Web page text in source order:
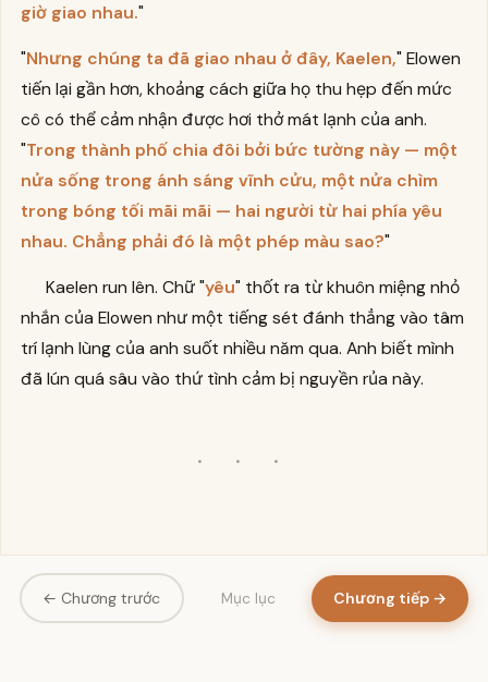
giờ giao nhau."
"Nhưng chúng ta đã giao nhau ở đây, Kaelen," Elowen
tiến lại gần hơn, khoảng cách giữa họ thu hẹp đến mức
cô có thể cảm nhận được hơi thở mát lạnh của anh.
"Trong thành phố chia đôi bởi bức tường này — một
nửa sống trong ánh sáng vĩnh cửu, một nửa chìm
trong bóng tối mãi mãi — hai người từ hai phía yêu
nhau. Chẳng phải đó là một phép màu sao?"
Kaelen run lên. Chữ "yêu" thốt ra từ khuôn miệng nhỏ
nhắn của Elowen như một tiếng sét đánh thẳng vào tâm
trí lạnh lùng của anh suốt nhiều năm qua. Anh biết mình
đã lún quá sâu vào thứ tình cảm bị nguyền rủa này.
· · ·
← Chương trước Mục lục Chương tiếp →